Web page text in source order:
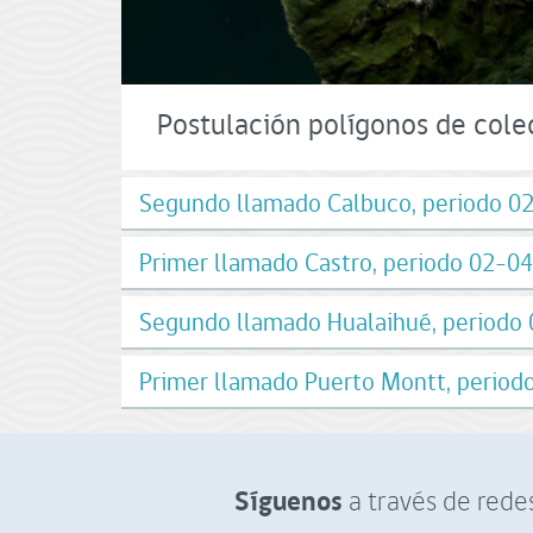
Postulación polígonos de
Segundo llamado Calbuco, periodo
Primer llamado Castro, periodo 02-
Segundo llamado Hualaihué,
Primer llamado Puerto Montt,
Síguenos a través de